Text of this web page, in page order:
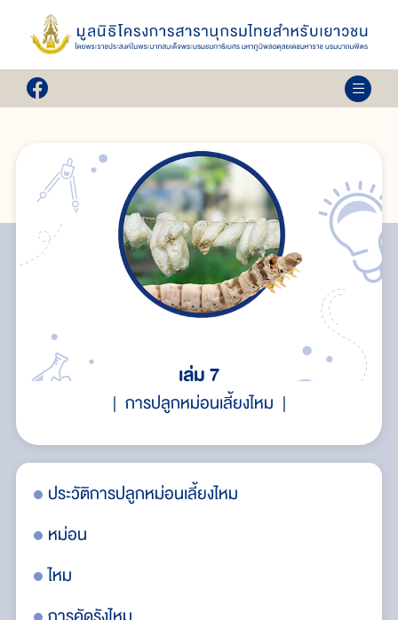
เล่ม 7
การปลูกหม่อนเลี้ยงไหม
ประวัติการปลูกหม่อนเลี้ยงไหม
หม่อน
ไหม